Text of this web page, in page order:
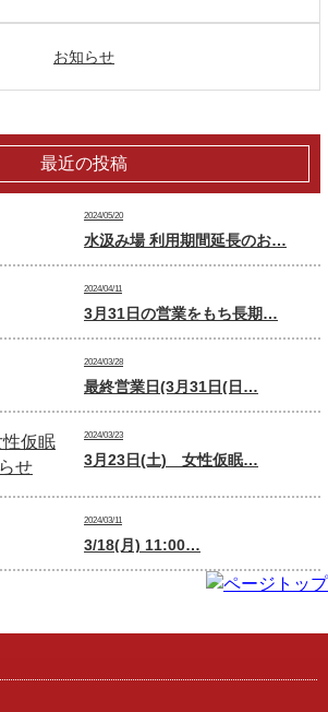
お知らせ
最近の投稿
2024/05/20
水汲み場 利用期間延長のお…
2024/04/11
3月31日の営業をもち長期…
2024/03/28
最終営業日(3月31日(日…
2024/03/23
3月23日(土) 女性仮眠…
2024/03/11
3/18(月) 11:00…